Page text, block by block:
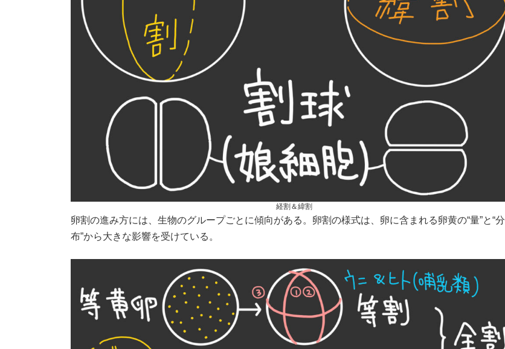
経割＆緯割
卵割の進み方には、生物のグループごとに傾向がある。卵割の様式は、卵に含まれる卵黄の“量”と“分
布”から大きな影響を受けている。